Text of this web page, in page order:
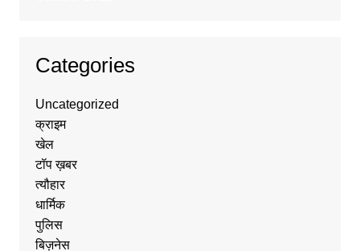
Categories
Uncategorized
क्राइम
खेल
टॉप ख़बर
त्यौहार
धार्मिक
पुलिस
बिज़नेस